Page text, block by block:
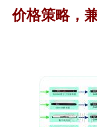
价格策略，